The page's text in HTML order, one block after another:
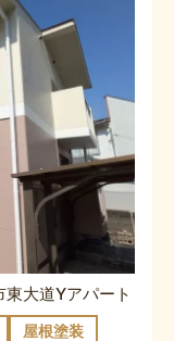
大道Yアパート
屋根塗装